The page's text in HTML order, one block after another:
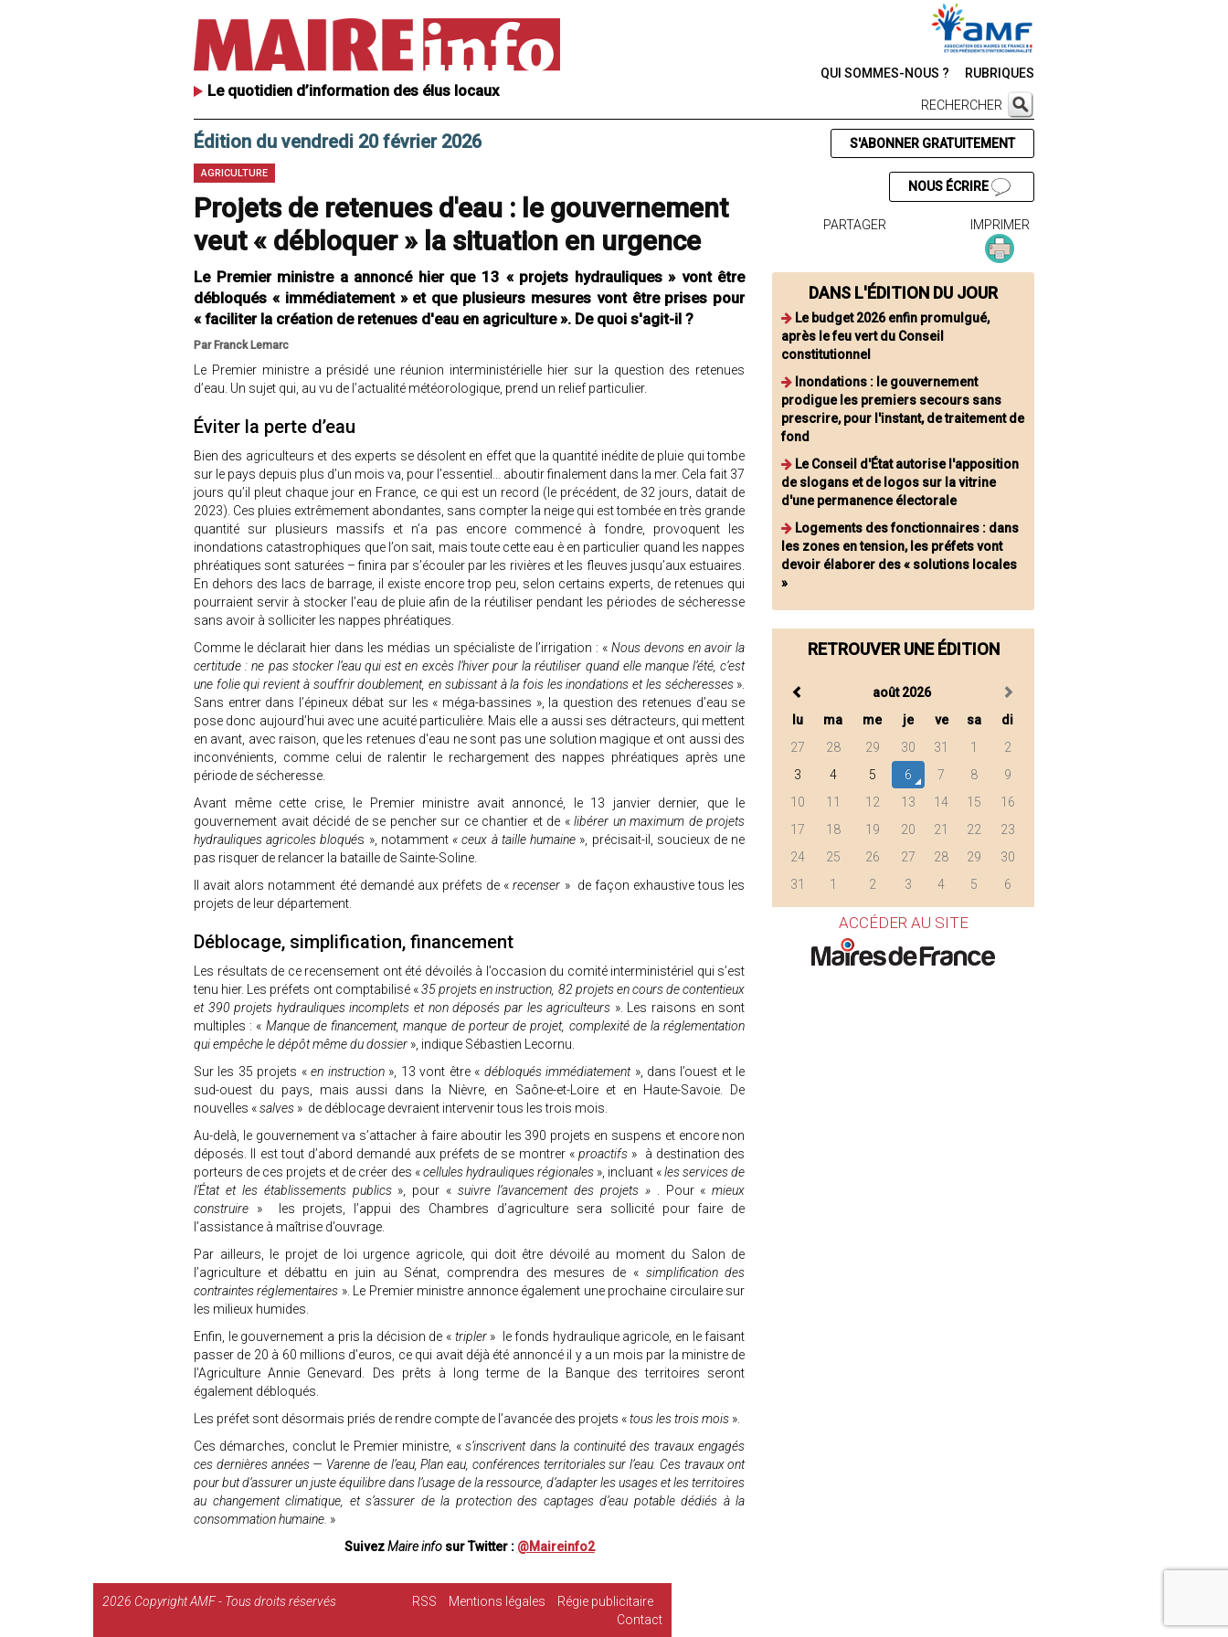
Le quotidien d’information des élus locaux
QUI SOMMES-NOUS ? RUBRIQUES
RECHERCHER
Édition du vendredi 20 février 2026
AGRICULTURE
Projets de retenues d'eau : le gouvernement
veut « débloquer » la situation en urgence
Le Premier ministre a annoncé hier que 13 « projets hydrauliques » vont être
débloqués « immédiatement » et que plusieurs mesures vont être prises pour
« faciliter la création de retenues d'eau en agriculture ». De quoi s'agit-il ?
Par Franck Lemarc
Le Premier ministre a présidé une réunion interministérielle hier sur la question des retenues
d’eau. Un sujet qui, au vu de l’actualité météorologique, prend un relief particulier.
Éviter la perte d’eau
Bien des agriculteurs et des experts se désolent en effet que la quantité inédite de pluie qui tombe
sur le pays depuis plus d’un mois va, pour l’essentiel… aboutir finalement dans la mer. Cela fait 37
jours qu’il pleut chaque jour en France, ce qui est un record (le précédent, de 32 jours, datait de
2023). Ces pluies extrêmement abondantes, sans compter la neige qui est tombée en très grande
quantité sur plusieurs massifs et n’a pas encore commencé à fondre, provoquent les
inondations catastrophiques que l’on sait, mais toute cette eau è en particulier quand les nappes
phréatiques sont saturées – finira par s’écouler par les rivières et les fleuves jusqu’aux estuaires.
En dehors des lacs de barrage, il existe encore trop peu, selon certains experts, de retenues qui
pourraient servir à stocker l’eau de pluie afin de la réutiliser pendant les périodes de sécheresse
sans avoir à solliciter les nappes phréatiques.
Comme le déclarait hier dans les médias un spécialiste de l’irrigation : «Nous devons en avoir la
certitude : ne pas stocker l’eau qui est en excès l’hiver pour la réutiliser quand elle manque l’été, c’est
une folie qui revient à souffrir doublement, en subissant à la fois les inondations et les sécheresses».
Sans entrer dans l’épineux débat sur les « méga-bassines », la question des retenues d’eau se
pose donc aujourd’hui avec une acuité particulière. Mais elle a aussi ses détracteurs, qui mettent
en avant, avec raison, que les retenues d'eau ne sont pas une solution magique et ont aussi des
inconvénients, comme celui de ralentir le rechargement des nappes phréatiques après une
période de sécheresse.
Avant même cette crise, le Premier ministre avait annoncé, le 13 janvier dernier, que le
gouvernement avait décidé de se pencher sur ce chantier et de «libérer un maximum de projets
hydrauliques agricoles bloqués », notamment « ceux à taille humaine », précisait-il, soucieux de ne
pas risquer de relancer la bataille de Sainte-Soline.
Il avait alors notamment été demandé aux préfets de «recenser » de façon exhaustive tous les
projets de leur département.
Déblocage, simplification, financement
Les résultats de ce recensement ont été dévoilés à l’occasion du comité interministériel qui s’est
tenu hier. Les préfets ont comptabilisé «35 projets en instruction, 82 projets en cours de contentieux
et 390 projets hydrauliques incomplets et non déposés par les agriculteurs ». Les raisons en sont
multiples : « Manque de financement, manque de porteur de projet, complexité de la réglementation
qui empêche le dépôt même du dossier », indique Sébastien Lecornu.
Sur les 35 projets «en instruction», 13 vont être « débloqués immédiatement », dans l’ouest et le
sud-ouest du pays, mais aussi dans la Nièvre, en Saône-et-Loire et en Haute-Savoie. De
nouvelles «salves » de déblocage devraient intervenir tous les trois mois.
Au-delà, le gouvernement va s’attacher à faire aboutir les 390 projets en suspens et encore non
déposés. Il est tout d’abord demandé aux préfets de se montrer «proactifs » à destination des
porteurs de ces projets et de créer des «cellules hydrauliques régionales », incluant «les services de
l’État et les établissements publics », pour « suivre l’avancement des projets » . Pour «mieux
construire » les projets, l’appui des Chambres d’agriculture sera sollicité pour faire de
l’assistance à maîtrise d’ouvrage.
Par ailleurs, le projet de loi urgence agricole, qui doit être dévoilé au moment du Salon de
l’agriculture et débattu en juin au Sénat, comprendra des mesures de «simplification des
contraintes réglementaires ». Le Premier ministre annonce également une prochaine circulaire sur
les milieux humides.
Enfin, le gouvernement a pris la décision de « tripler » le fonds hydraulique agricole, en le faisant
passer de 20 à 60 millions d’euros, ce qui avait déjà été annoncé il y a un mois par la ministre de
l’Agriculture Annie Genevard. Des prêts à long terme de la Banque des territoires seront
également débloqués.
Les préfet sont désormais priés de rendre compte de l’avancée des projets «tous les trois mois ».
Ces démarches, conclut le Premier ministre, «s’inscrivent dans la continuité des travaux engagés
ces dernières années — Varenne de l’eau, Plan eau, conférences territoriales sur l’eau. Ces travaux ont
pour but d’assurer un juste équilibre dans l’usage de la ressource, d’adapter les usages et les territoires
au changement climatique, et s’assurer de la protection des captages d’eau potable dédiés à la
consommation humaine. »
SuivezMaire infosur Twitter : @Maireinfo2
S'ABONNER GRATUITEMENT
NOUS ÉCRIRE
PARTAGER IMPRIMER
DANS L'ÉDITION DU JOUR
Le budget 2026 enfin promulgué,
après le feu vert du Conseil
constitutionnel
Inondations : le gouvernement
prodigue les premiers secours sans
prescrire, pour l'instant, de traitement de
fond
Le Conseil d'État autorise l'apposition
de slogans et de logos sur la vitrine
d'une permanence électorale
Logements des fonctionnaires : dans
les zones en tension, les préfets vont
devoir élaborer des « solutions locales
»
RETROUVER UNE ÉDITION
août 2026
lu
ma me je ve sa
di
27
28 29 30 31 1
2
3
4 5 6 7 8
9
10
11 12 13 14 15
16
17
18 19 20 21 22
23
24
25 26 27 28 29
30
31
1 2 3 4 5 6
ACCÉDER AU SITE
2026 Copyright AMF - Tous droits réservés RSS Mentions légales
Régie publicitaire
Contact